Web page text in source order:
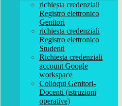
richiesta credenziali
Registro elettronico
Genitori
richiesta credenziali
Registro elettronico
Studenti
Richiesta credenziali
account Google
workspace
Colloqui Genitori-
Docenti (istruzioni
operative)